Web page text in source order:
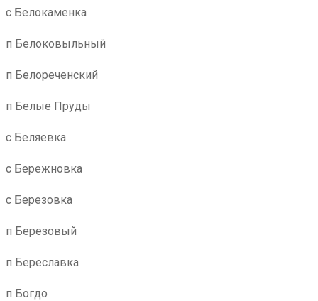
с Белокаменка
п Белоковыльный
п Белореченский
п Белые Пруды
с Беляевка
с Бережновка
с Березовка
п Березовый
п Береславка
п Богдо